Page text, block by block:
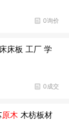
0询价
床板 工厂 学
0成交
原木 木枋板材